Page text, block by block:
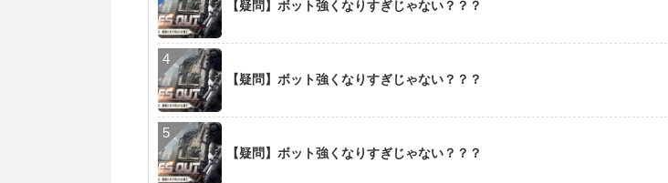
【疑問】ボット強くなりすぎじゃない？？？
【疑問】ボット強くなりすぎじゃない？？？
【疑問】ボット強くなりすぎじゃない？？？